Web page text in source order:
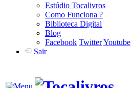
Estúdio Tocalivros
Como Funciona ?
Biblioteca Digital
Blog
Facebook TwitterYoutube
Sair